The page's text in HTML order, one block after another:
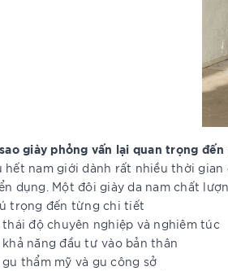
giày phỏng vấn lại quan trọng đến
hết nam giới dành rất nhiều thời gian
dụng. Một đôi giày da nam chất
trọng đến từng chi tiết
thái độ chuyên nghiệp và nghiêm túc
khả năng đầu tư vào bản thân
gu thẩm mỹ và gu công sở